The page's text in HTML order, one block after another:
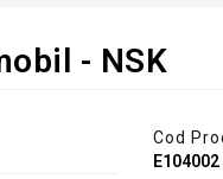
- NSK
Cod
E104002